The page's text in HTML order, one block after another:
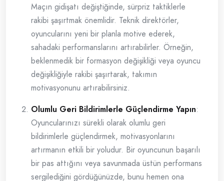
Maçın gidişatı değiştiğinde, sürpriz taktiklerle
rakibi şaşırtmak önemlidir. Teknik direktörler,
oyuncularını yeni bir planla motive ederek,
sahadaki performanslarını artırabilirler. Örneğin,
beklenmedik bir formasyon değişikliği veya oyuncu
değişikliğiyle rakibi şaşırtarak, takımın
motivasyonunu artırabilirsiniz.
Olumlu Geri Bildirimlerle Güçlendirme Yapın:
Oyuncularınızı sürekli olarak olumlu geri
bildirimlerle güçlendirmek, motivasyonlarını
artırmanın etkili bir yoludur. Bir oyuncunun başarılı
bir pas attığını veya savunmada üstün performans
sergilediğini gördüğünüzde, bunu hemen ona